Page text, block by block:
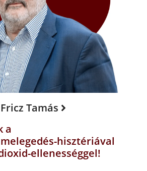
Fricz Tamás
a
hisztériával
ellenességgel!